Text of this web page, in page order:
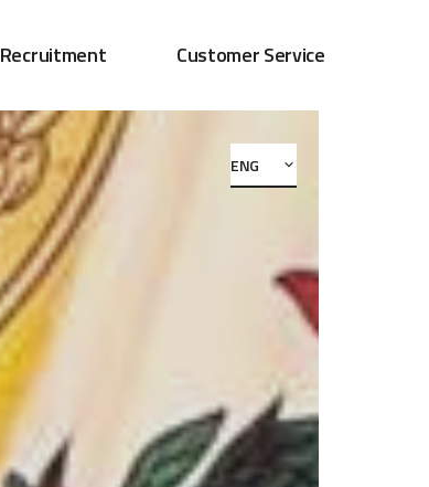
Recruitment Customer Service
ENG